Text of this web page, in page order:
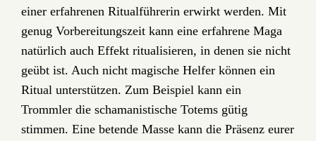
einer erfahrenen Ritualführerin erwirkt werden. Mit
genug Vorbereitungszeit kann eine erfahrene Maga
natürlich auch Effekt ritualisieren, in denen sie nicht
geübt ist. Auch nicht magische Helfer können ein
Ritual unterstützen. Zum Beispiel kann ein
Trommler die schamanistische Totems gütig
stimmen. Eine betende Masse kann die Präsenz eurer